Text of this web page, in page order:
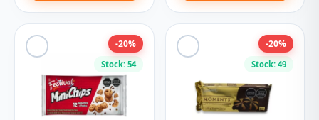
Stock: 54
-20%
Stock: 49
-20%